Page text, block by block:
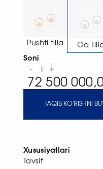
Pushti tilla
Oq
Soni
- +
72 500
TAQIB KO'RISHNI
Xususiyatlari
Tavsif